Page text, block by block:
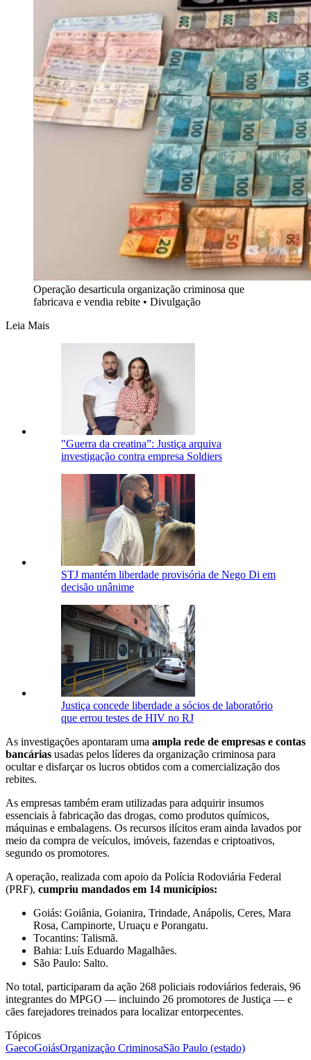
Operação desarticula organização criminosa que
fabricava e vendia rebite • Divulgação
Leia Mais
"Guerra da creatina”: Justiça arquiva
investigação contra empresa Soldiers
STJ mantém liberdade provisória de Nego Di em
decisão unânime
Justiça concede liberdade a sócios de laboratório
que errou testes de HIV no RJ
As investigações apontaram uma ampla rede de empresas e contas
bancárias usadas pelos líderes da organização criminosa para
ocultar e disfarçar os lucros obtidos com a comercialização dos
rebites.
As empresas também eram utilizadas para adquirir insumos
essenciais à fabricação das drogas, como produtos químicos,
máquinas e embalagens. Os recursos ilícitos eram ainda lavados por
meio da compra de veículos, imóveis, fazendas e criptoativos,
segundo os promotores.
A operação, realizada com apoio da Polícia Rodoviária Federal
(PRF), cumpriu mandados em 14 municípios:
Goiás: Goiânia, Goianira, Trindade, Anápolis, Ceres, Mara
Rosa, Campinorte, Uruaçu e Porangatu.
Tocantins: Talismã.
Bahia: Luís Eduardo Magalhães.
São Paulo: Salto.
No total, participaram da ação 268 policiais rodoviários federais, 96
integrantes do MPGO — incluindo 26 promotores de Justiça — e
cães farejadores treinados para localizar entorpecentes.
Tópicos
GaecoGoiásOrganização CriminosaSão Paulo (estado)